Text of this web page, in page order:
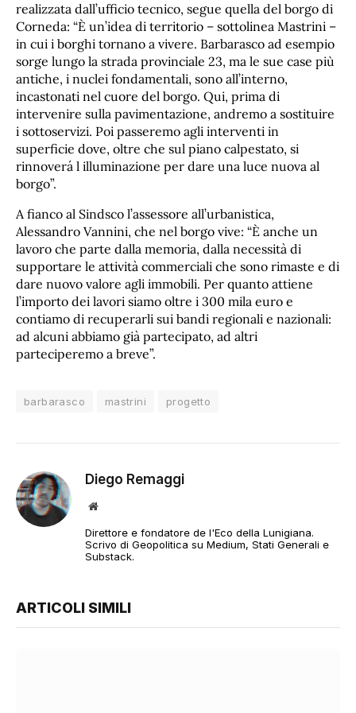
realizzata dall’ufficio tecnico, segue quella del borgo di
Corneda: “È un’idea di territorio – sottolinea Mastrini –
in cui i borghi tornano a vivere. Barbarasco ad esempio
sorge lungo la strada provinciale 23, ma le sue case più
antiche, i nuclei fondamentali, sono all’interno,
incastonati nel cuore del borgo. Qui, prima di
intervenire sulla pavimentazione, andremo a sostituire
i sottoservizi. Poi passeremo agli interventi in
superficie dove, oltre che sul piano calpestato, si
rinnoverá l illuminazione per dare una luce nuova al
borgo”.
A fianco al Sindsco l’assessore all’urbanistica,
Alessandro Vannini, che nel borgo vive: “È anche un
lavoro che parte dalla memoria, dalla necessità di
supportare le attività commerciali che sono rimaste e di
dare nuovo valore agli immobili. Per quanto attiene
l’importo dei lavori siamo oltre i 300 mila euro e
contiamo di recuperarli sui bandi regionali e nazionali:
ad alcuni abbiamo già partecipato, ad altri
parteciperemo a breve”.
barbarasco mastrini progetto
Diego Remaggi
Sito
Direttore e fondatore de l'Eco della Lunigiana.
Scrivo di Geopolitica su Medium, Stati Generali e
Substack.
ARTICOLI SIMILI